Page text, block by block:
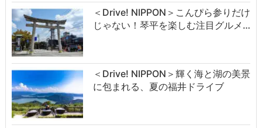
＜Drive! NIPPON＞こんぴら参りだけ
じゃない！琴平を楽しむ注目グルメ…
＜Drive! NIPPON＞輝く海と湖の美景
に包まれる、夏の福井ドライブ